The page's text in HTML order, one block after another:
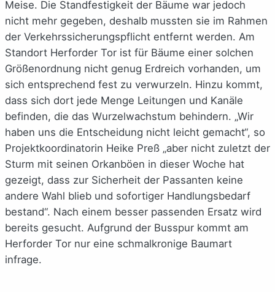
Meise. Die Standfestigkeit der Bäume war jedoch
nicht mehr gegeben, deshalb mussten sie im Rahmen
der Verkehrssicherungspflicht entfernt werden. Am
Standort Herforder Tor ist für Bäume einer solchen
Größenordnung nicht genug Erdreich vorhanden, um
sich entsprechend fest zu verwurzeln. Hinzu kommt,
dass sich dort jede Menge Leitungen und Kanäle
befinden, die das Wurzelwachstum behindern. „Wir
haben uns die Entscheidung nicht leicht gemacht“, so
Projektkoordinatorin Heike Preß „aber nicht zuletzt der
Sturm mit seinen Orkanböen in dieser Woche hat
gezeigt, dass zur Sicherheit der Passanten keine
andere Wahl blieb und sofortiger Handlungsbedarf
bestand“. Nach einem besser passenden Ersatz wird
bereits gesucht. Aufgrund der Busspur kommt am
Herforder Tor nur eine schmalkronige Baumart
infrage.